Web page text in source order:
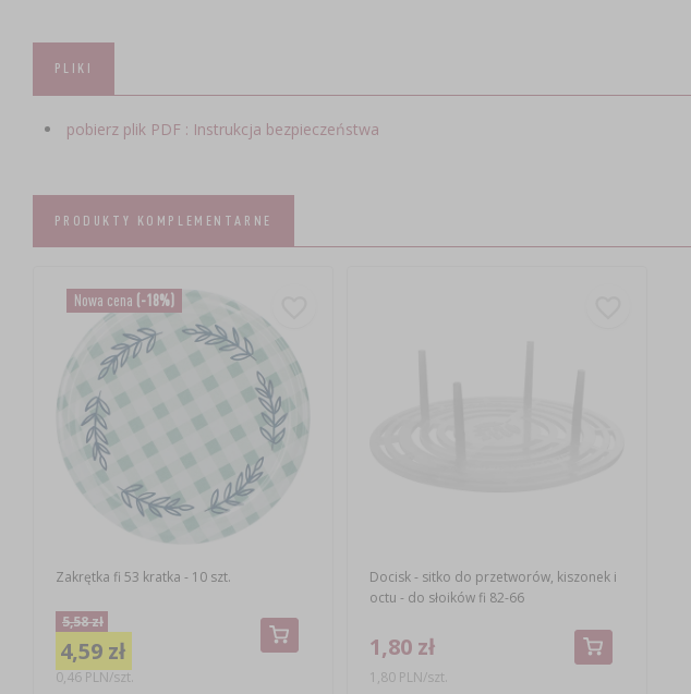
PLIKI
pobierz plik PDF : Instrukcja bezpieczeństwa
PRODUKTY KOMPLEMENTARNE
Nowa cena (-18%)
Zakrętka fi 53 kratka - 10 szt.
5,58 zł
4,59 zł
0,46 PLN/szt.
Docisk - sitko do przetworów, kiszonek i
octu - do słoików fi 82-66
1,80 zł
1,80 PLN/szt.